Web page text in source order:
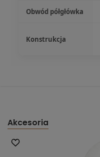
Obwód półgłówka
Konstrukcja
Akcesoria